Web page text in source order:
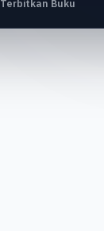
Terbitkan Buku